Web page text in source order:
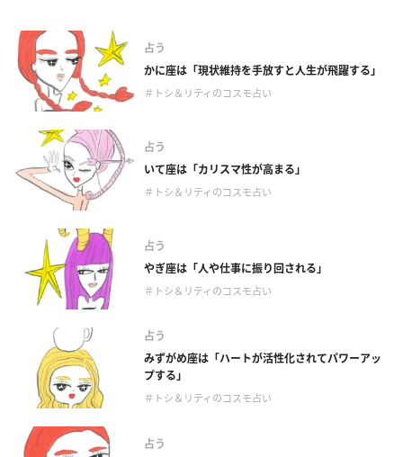
占う
かに座は「現状維持を手放すと人生が飛躍する」
＃トシ＆リティのコスモ占い
占う
いて座は「カリスマ性が高まる」
＃トシ＆リティのコスモ占い
占う
やぎ座は「人や仕事に振り回される」
＃トシ＆リティのコスモ占い
占う
みずがめ座は「ハートが活性化されてパワーアッ
プする」
＃トシ＆リティのコスモ占い
占う